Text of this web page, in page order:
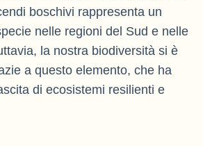
boschivi rappresenta un
nelle regioni del Sud e nelle
la nostra biodiversità si è
a questo elemento, che ha
di ecosistemi resilienti e